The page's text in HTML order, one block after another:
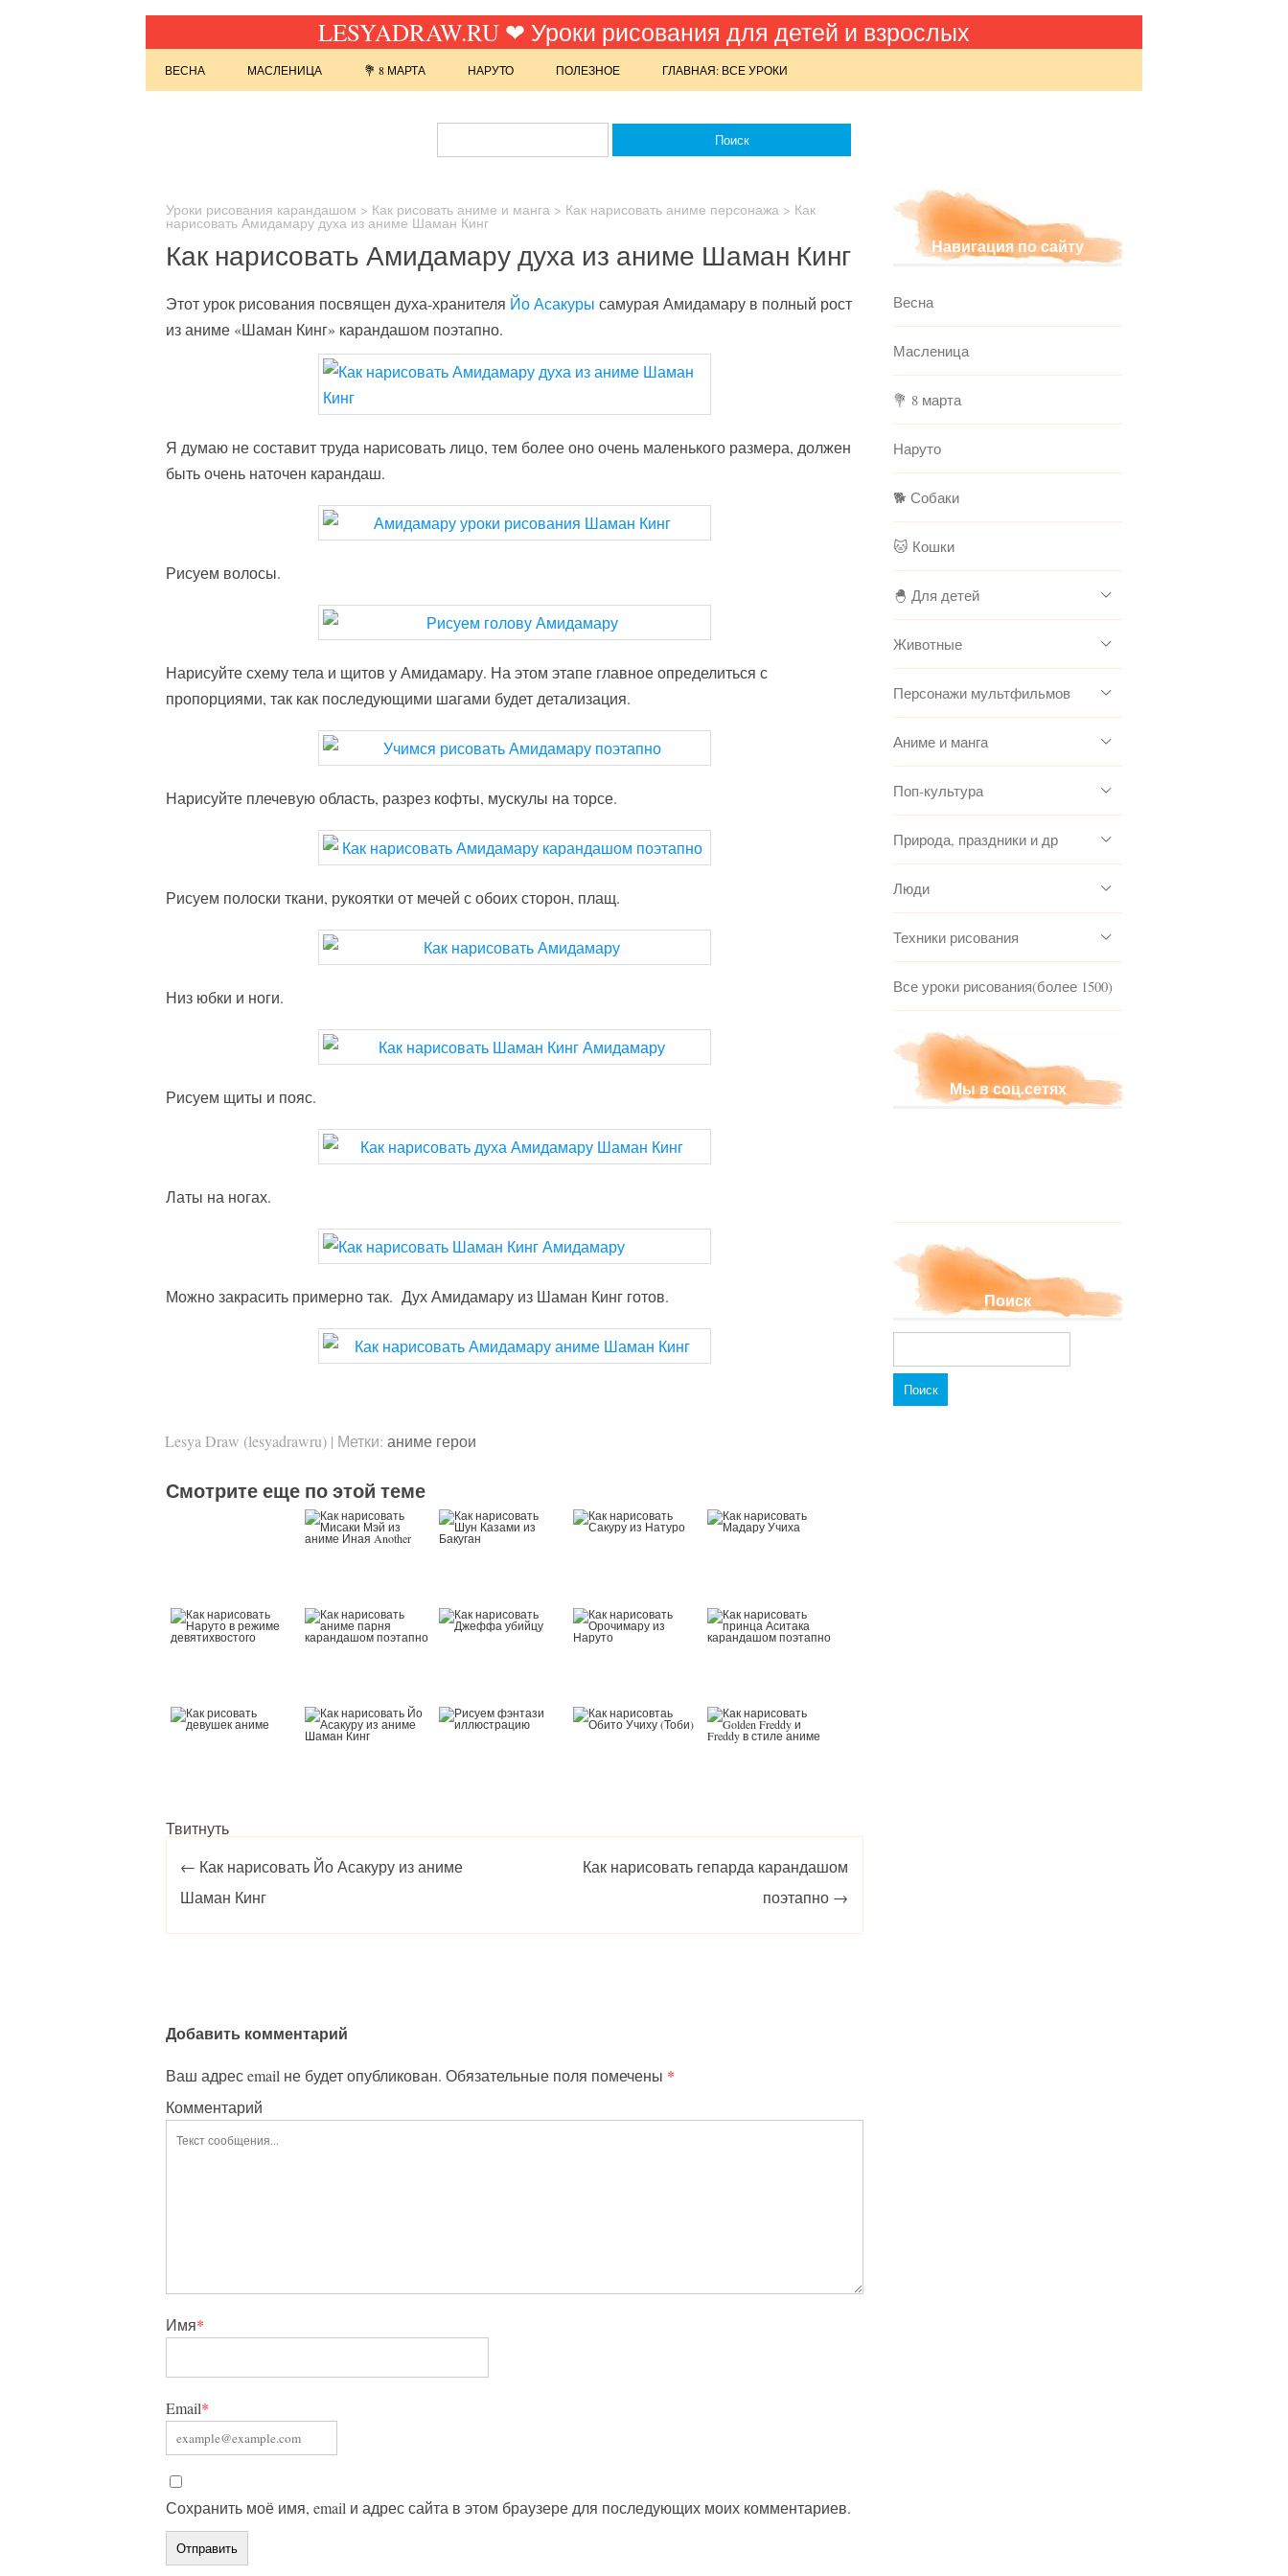
LESYADRAW.RU ❤ Уроки рисования для детей и взрослых
ВЕСНА МАСЛЕНИЦА 💐 8 МАРТА НАРУТО ПОЛЕЗНОЕ ГЛАВНАЯ: ВСЕ УРОКИ
Уроки рисования карандашом > Как рисовать аниме и манга > Как нарисовать аниме персонажа > Как
нарисовать Амидамару духа из аниме Шаман Кинг
Как нарисовать Амидамару духа из аниме Шаман Кинг
Этот урок рисования посвящен духа-хранителя Йо Асакуры самурая Амидамару в полный рост
из аниме «Шаман Кинг» карандашом поэтапно.
Я думаю не составит труда нарисовать лицо, тем более оно очень маленького размера, должен
быть очень наточен карандаш.
Рисуем волосы.
Нарисуйте схему тела и щитов у Амидамару. На этом этапе главное определиться с
пропорциями, так как последующими шагами будет детализация.
Нарисуйте плечевую область, разрез кофты, мускулы на торсе.
Рисуем полоски ткани, рукоятки от мечей с обоих сторон, плащ.
Низ юбки и ноги.
Рисуем щиты и пояс.
Латы на ногах.
Можно закрасить примерно так. Дух Амидамару из Шаман Кинг готов.
Lesya Draw (lesyadrawru) | Метки:аниме герои
Смотрите еще по этой теме
Твитнуть
Post navigation
← Как нарисовать Йо Асакуру из аниме
Шаман Кинг
Как нарисовать гепарда карандашом
поэтапно →
Добавить комментарий
Ваш адрес email не будет опубликован. Обязательные поля помечены *
Комментарий
Имя*
Email*
Сохранить моё имя, email и адрес сайта в этом браузере для последующих моих комментариев.
Навигация по сайту
Весна
Масленица
💐 8 марта
Наруто
🐕 Собаки
🐱 Кошки
🐣 Для детей
Животные
Персонажи мультфильмов
Аниме и манга
Поп-культура
Природа, праздники и др
Люди
Техники рисования
Все уроки рисования(более 1500)
Мы в соц.сетях
Поиск